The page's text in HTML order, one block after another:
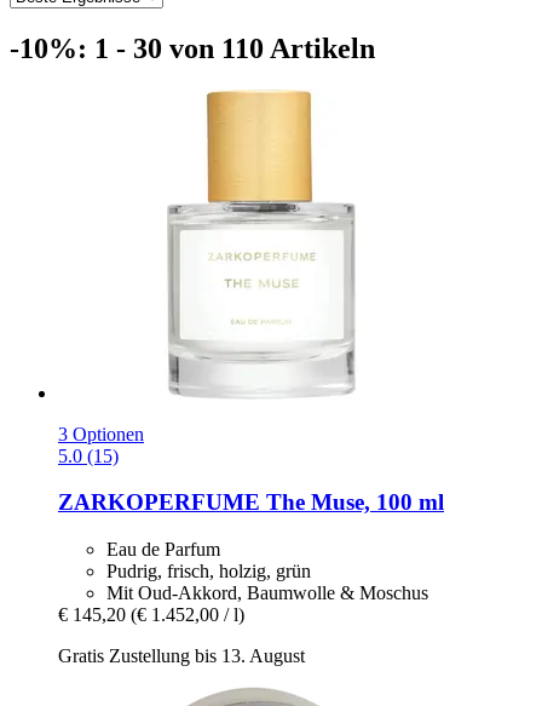
-10%: 1 - 30 von 110 Artikeln
3 Optionen
5.0 (15)
ZARKOPERFUME The Muse, 100 ml
Eau de Parfum
Pudrig, frisch, holzig, grün
Mit Oud-Akkord, Baumwolle & Moschus
€ 145,20 (€ 1.452,00 / l)
Gratis Zustellung bis 13. August